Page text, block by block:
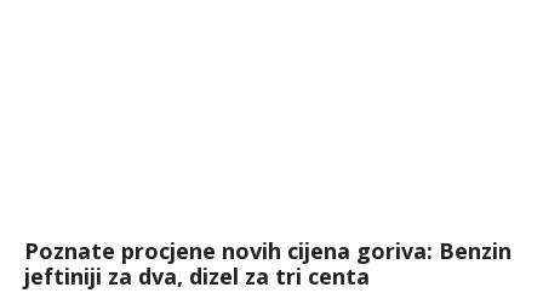
Poznate procjene novih cijena goriva: Benzin
jeftiniji za dva, dizel za tri centa